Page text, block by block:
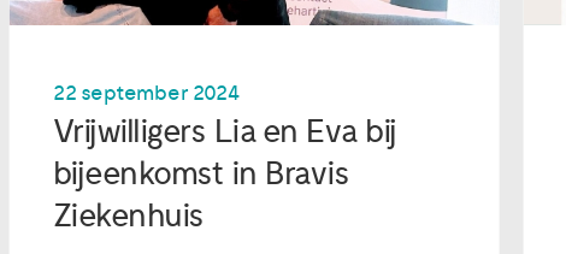
22 september 2024
Vrijwilligers Lia en Eva bij
bijeenkomst in Bravis
Ziekenhuis